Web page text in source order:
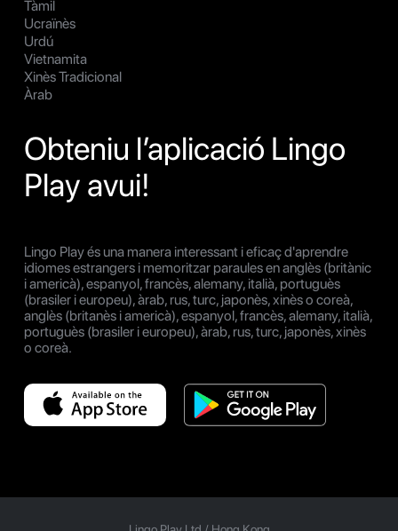
Tàmil
Ucraïnès
Urdú
Vietnamita
Xinès Tradicional
Àrab
Obteniu l’aplicació Lingo
Play avui!
Lingo Play és una manera interessant i eficaç d'aprendre
idiomes estrangers i memoritzar paraules en anglès (britànic
i americà), espanyol, francès, alemany, italià, portuguès
(brasiler i europeu), àrab, rus, turc, japonès, xinès o coreà,
anglès (britanès i americà), espanyol, francès, alemany, italià,
portuguès (brasiler i europeu), àrab, rus, turc, japonès, xinès
o coreà.